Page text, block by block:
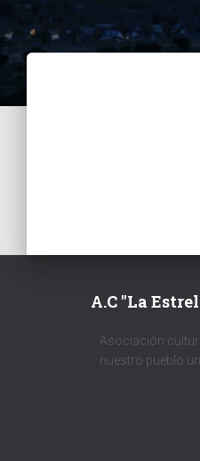
A.C "La
Asociación
nuestro pueblo